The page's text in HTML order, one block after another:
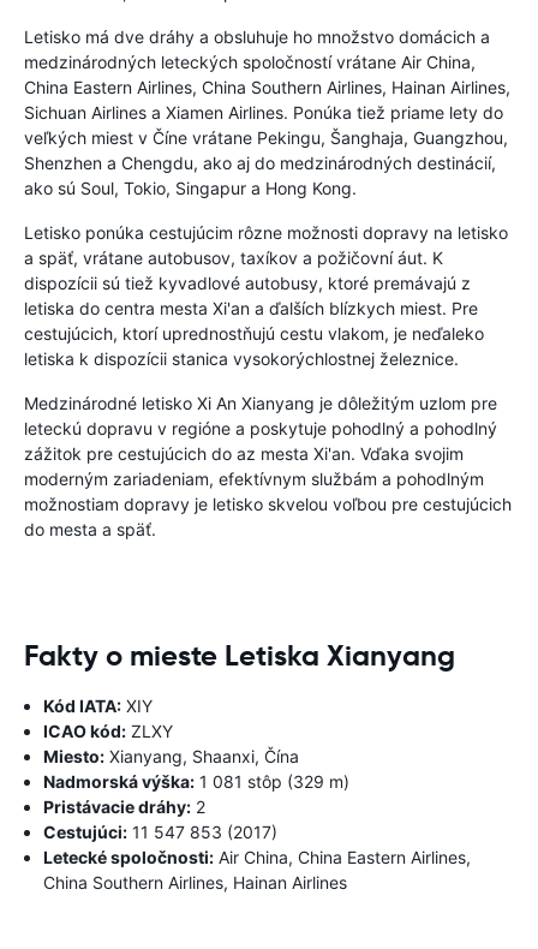
Letisko má dve dráhy a obsluhuje ho množstvo domácich a
medzinárodných leteckých spoločností vrátane Air China,
China Eastern Airlines, China Southern Airlines, Hainan Airlines,
Sichuan Airlines a Xiamen Airlines. Ponúka tiež priame lety do
veľkých miest v Číne vrátane Pekingu, Šanghaja, Guangzhou,
Shenzhen a Chengdu, ako aj do medzinárodných destinácií,
ako sú Soul, Tokio, Singapur a Hong Kong.
Letisko ponúka cestujúcim rôzne možnosti dopravy na letisko
a späť, vrátane autobusov, taxíkov a požičovní áut. K
dispozícii sú tiež kyvadlové autobusy, ktoré premávajú z
letiska do centra mesta Xi'an a ďalších blízkych miest. Pre
cestujúcich, ktorí uprednostňujú cestu vlakom, je neďaleko
letiska k dispozícii stanica vysokorýchlostnej železnice.
Medzinárodné letisko Xi An Xianyang je dôležitým uzlom pre
leteckú dopravu v regióne a poskytuje pohodlný a pohodlný
zážitok pre cestujúcich do az mesta Xi'an. Vďaka svojim
moderným zariadeniam, efektívnym službám a pohodlným
možnostiam dopravy je letisko skvelou voľbou pre cestujúcich
do mesta a späť.
Fakty o mieste Letiska Xianyang
Kód IATA: XIY
ICAO kód: ZLXY
Miesto: Xianyang, Shaanxi, Čína
Nadmorská výška: 1 081 stôp (329 m)
Pristávacie dráhy: 2
Cestujúci: 11 547 853 (2017)
Letecké spoločnosti: Air China, China Eastern Airlines,
China Southern Airlines, Hainan Airlines